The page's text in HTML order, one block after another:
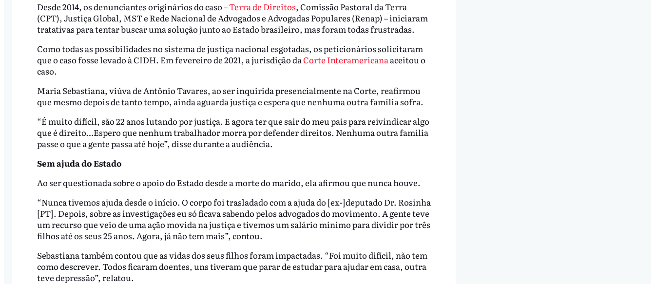
Desde 2014, os denunciantes originários do caso –Terra de Direitos, Comissão Pastoral da Terra
(CPT), Justiça Global, MST e Rede Nacional de Advogados e Advogadas Populares (Renap) – iniciaram
tratativas para tentar buscar uma solução junto ao Estado brasileiro, mas foram todas frustradas.
Como todas as possibilidades no sistema de justiça nacional esgotadas, os peticionários solicitaram
que o caso fosse levado à CIDH. Em fevereiro de 2021, a jurisdição daCorte Interamericanaaceitou o
caso.
Maria Sebastiana, viúva de Antônio Tavares, ao ser inquirida presencialmente na Corte, reafirmou
que mesmo depois de tanto tempo, ainda aguarda justiça e espera que nenhuma outra família sofra.
“É muito difícil, são 22 anos lutando por justiça. E agora ter que sair do meu país para reivindicar algo
que é direito…Espero que nenhum trabalhador morra por defender direitos. Nenhuma outra família
passe o que a gente passa até hoje”, disse durante a audiência.
Sem ajuda do Estado
Ao ser questionada sobre o apoio do Estado desde a morte do marido, ela afirmou que nunca houve.
“Nunca tivemos ajuda desde o início. O corpo foi trasladado com a ajuda do [ex-]deputado Dr. Rosinha
[PT]. Depois, sobre as investigações eu só ficava sabendo pelos advogados do movimento. A gente teve
um recurso que veio de uma ação movida na justiça e tivemos um salário mínimo para dividir por três
filhos até os seus 25 anos. Agora, já não tem mais”, contou.
Sebastiana também contou que as vidas dos seus filhos foram impactadas. “Foi muito difícil, não tem
como descrever. Todos ficaram doentes, uns tiveram que parar de estudar para ajudar em casa, outra
teve depressão”, relatou.